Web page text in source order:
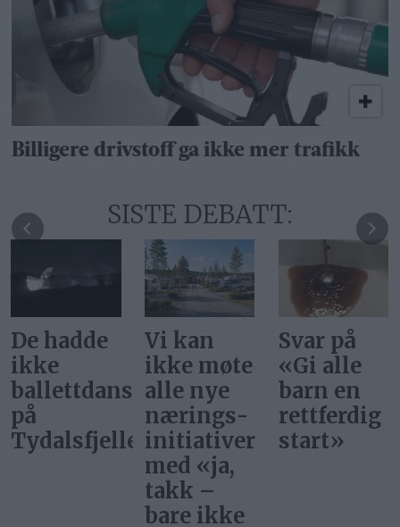
Billigere drivstoff ga ikke mer trafikk
SISTE DEBATT:
Vi kan
ikke møte
alle nye
nærings­
initiativer
Svar på
«Gi alle
barn en
rettferdig
start»
Ønsker vi
at
bor i
Norge?